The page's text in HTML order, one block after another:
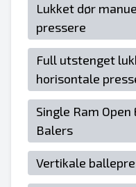
Lukket dør
pressere
Full utstenget
horisontale
Single Ram
Balers
Vertikale